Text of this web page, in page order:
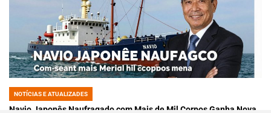
POSTED
IN
NOTÍCIAS E ATUALIZADES
Navio Japonês Naufragado com Mais de Mil Corpos Ganha Nova